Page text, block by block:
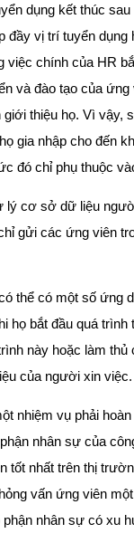
dụng kết thúc
đầy vị trí tuyển dụng
việc chính của HR
và đào tạo của ứng
giới thiệu họ. Vì vậy,
gia nhập cho đến
đó chỉ phụ thuộc
lý cơ sở dữ liệu
gửi các ứng viên
thể có một số ứng
họ bắt đầu quá trình
này hoặc làm
của người xin việc.
nhiệm vụ phải
nhân sự của
tốt nhất trên thị
vấn ứng viên
nhân sự có xu